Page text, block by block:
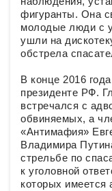
фигуранты. Она
молодые люди с
ушли на
обстрела
В конце 2016
президенте РФ.
встречался с
обвиняемых, а
«Антимафия»
Владимира
стрельбе по
к уголовной
которых имеется